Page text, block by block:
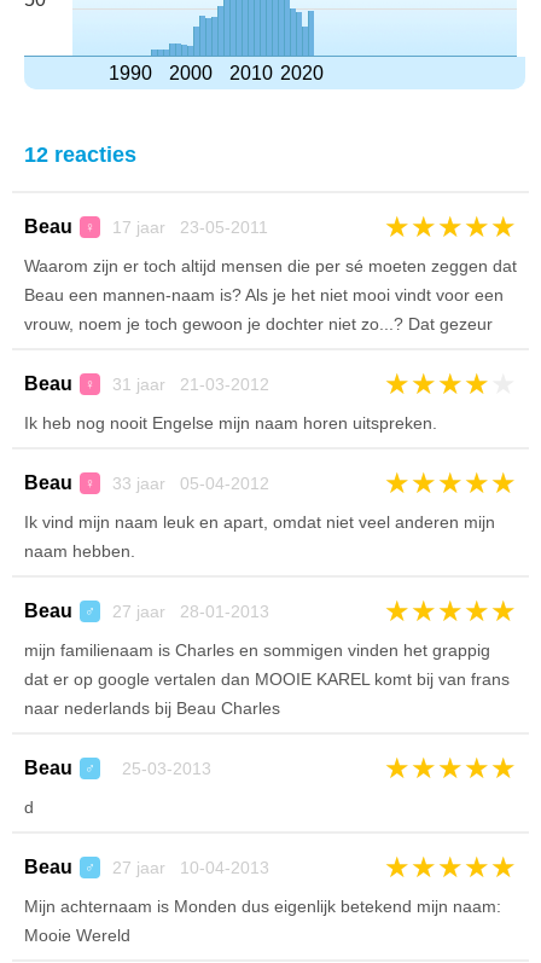
1990 2000 2010 2020
12 reacties
Beau ♀ 17 jaar 23-05-2011 ★★★★★
Waarom zijn er toch altijd mensen die per sé moeten zeggen dat
Beau een mannen-naam is? Als je het niet mooi vindt voor een
vrouw, noem je toch gewoon je dochter niet zo...? Dat gezeur
Beau ♀ 31 jaar 21-03-2012 ★★★★
Ik heb nog nooit Engelse mijn naam horen uitspreken.
Beau ♀ 33 jaar 05-04-2012 ★★★★★
Ik vind mijn naam leuk en apart, omdat niet veel anderen mijn
naam hebben.
Beau ♂ 27 jaar 28-01-2013 ★★★★★
mijn familienaam is Charles en sommigen vinden het grappig
dat er op google vertalen dan MOOIE KAREL komt bij van frans
naar nederlands bij Beau Charles
Beau ♂ 25-03-2013 ★★★★★
d
Beau ♂ 27 jaar 10-04-2013 ★★★★★
Mijn achternaam is Monden dus eigenlijk betekend mijn naam:
Mooie Wereld